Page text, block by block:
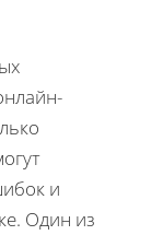
и
Один из